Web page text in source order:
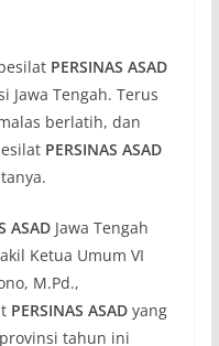
PERSINAS ASAD
Jawa Tengah. Terus
berlatih, dan
PERSINAS ASAD
ASADJawa Tengah
Ketua Umum VI
M.Pd.,
PERSINAS ASADyang
tahun ini